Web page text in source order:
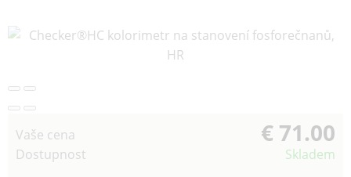
Vaše cena € 71.00
Dostupnost Skladem